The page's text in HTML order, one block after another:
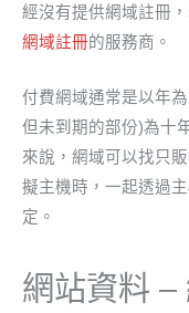
經沒有提供網域註冊
網域註冊的服務商。
付費網域通常是以年
但未到期的部份)為十
來說，網域可以找只
擬主機時，一起透過
定。
網站資料 –